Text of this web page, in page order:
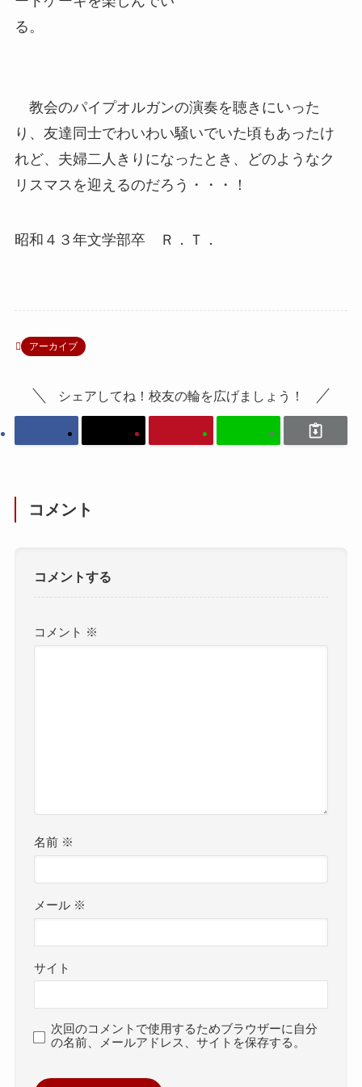
る。
教会のパイプオルガンの演奏を聴きにいった
り、友達同士でわいわい騒いでいた頃もあったけ
れど、夫婦二人きりになったとき、どのようなク
リスマスを迎えるのだろう・・・！
昭和４３年文学部卒 Ｒ．Ｔ．
アーカイブ
シェアしてね！校友の輪を広げましょう！
コメント
コメントする
コメント ※
名前 ※
メール ※
サイト
次回のコメントで使用するためブラウザーに自分
の名前、メールアドレス、サイトを保存する。